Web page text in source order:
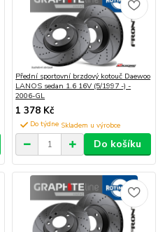
Přední sportovní brzdový kotouč Daewoo
LANOS sedan 1.6 16V (5/1997 -) -
2006-GL
1 378 Kč
Do týdne
Do košíku